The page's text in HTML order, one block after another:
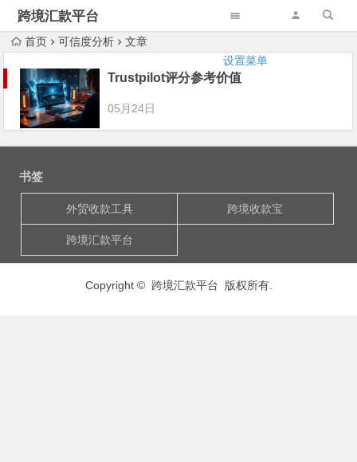
跨境汇款平台
设置菜单
首页 可信度分析 文章
Trustpilot评分参考价值
05月24日
书签
外贸收款工具 跨境收款宝
跨境汇款平台
Copyright © 跨境汇款平台 版权所有.